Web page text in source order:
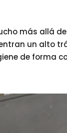
más allá
un alto
de forma